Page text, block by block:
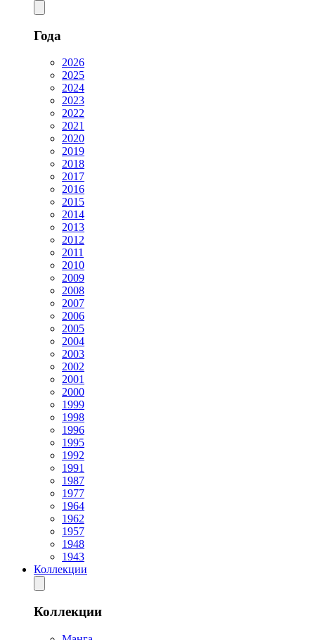
Года
2026
2025
2024
2023
2022
2021
2020
2019
2018
2017
2016
2015
2014
2013
2012
2011
2010
2009
2008
2007
2006
2005
2004
2003
2002
2001
2000
1999
1998
1996
1995
1992
1991
1987
1977
1964
1962
1957
1948
1943
Коллекции
Коллекции